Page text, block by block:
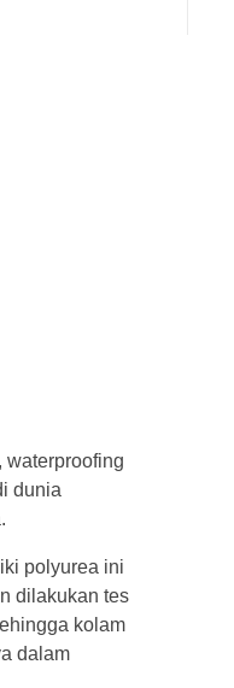
waterproofing
dunia
polyurea ini
dilakukan tes
kolam
dalam